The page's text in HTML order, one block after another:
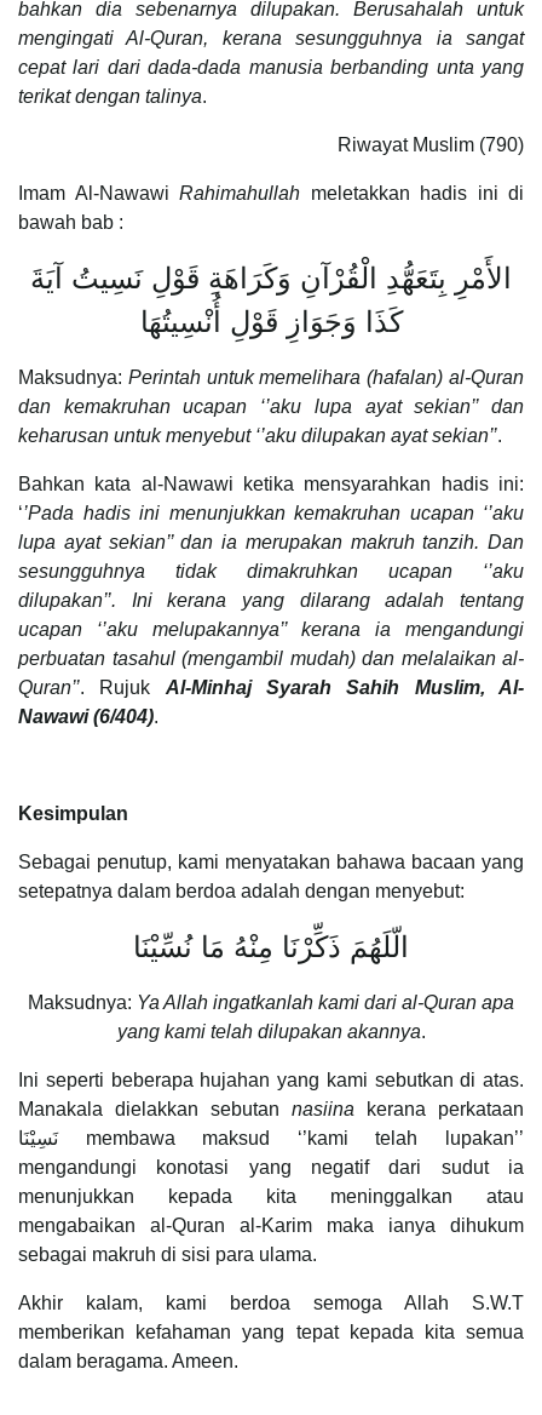
bahkan dia sebenarnya dilupakan. Berusahalah untuk
mengingati Al-Quran, kerana sesungguhnya ia sangat
cepat lari dari dada-dada manusia berbanding unta yang
terikat dengan talinya.
Riwayat Muslim (790)
Imam Al-Nawawi Rahimahullah meletakkan hadis ini di
bawah bab :
الأَمْرِ بِتَعَهُّدِ الْقُرْآنِ وَكَرَاهَةِ قَوْلِ نَسِيتُ آيَةَ
كَذَا وَجَوَازِ قَوْلِ أُنْسِيتُهَا
Maksudnya: Perintah untuk memelihara (hafalan) al-Quran
dan kemakruhan ucapan ‘’aku lupa ayat sekian’’ dan
keharusan untuk menyebut ‘’aku dilupakan ayat sekian’’.
Bahkan kata al-Nawawi ketika mensyarahkan hadis ini:
‘’Pada hadis ini menunjukkan kemakruhan ucapan ‘’aku
lupa ayat sekian’’ dan ia merupakan makruh tanzih. Dan
sesungguhnya tidak dimakruhkan ucapan ‘’aku
dilupakan’’. Ini kerana yang dilarang adalah tentang
ucapan ‘’aku melupakannya’’ kerana ia mengandungi
perbuatan tasahul (mengambil mudah) dan melalaikan al-
Quran’’. Rujuk Al-Minhaj Syarah Sahih Muslim, Al-
Nawawi (6/404).
Kesimpulan
Sebagai penutup, kami menyatakan bahawa bacaan yang
setepatnya dalam berdoa adalah dengan menyebut:
الّلَهُمَ ذَكِّرْنَا مِنْهُ مَا نُسِّيْنَا
Maksudnya: Ya Allah ingatkanlah kami dari al-Quran apa
yang kami telah dilupakan akannya.
Ini seperti beberapa hujahan yang kami sebutkan di atas.
Manakala dielakkan sebutan nasiina kerana perkataan
نَسِيْنَا membawa maksud ‘’kami telah lupakan’’
mengandungi konotasi yang negatif dari sudut ia
menunjukkan kepada kita meninggalkan atau
mengabaikan al-Quran al-Karim maka ianya dihukum
sebagai makruh di sisi para ulama.
Akhir kalam, kami berdoa semoga Allah S.W.T
memberikan kefahaman yang tepat kepada kita semua
dalam beragama. Ameen.